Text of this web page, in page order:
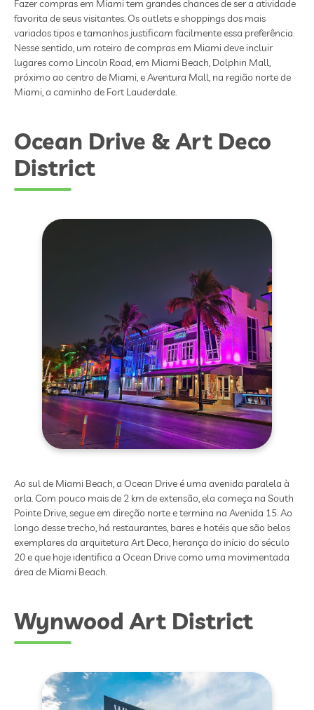
Fazer compras em Miami tem grandes chances de ser a atividade
favorita de seus visitantes. Os outlets e shoppings dos mais
variados tipos e tamanhos justificam facilmente essa preferência.
Nesse sentido, um roteiro de compras em Miami deve incluir
lugares como Lincoln Road, em Miami Beach, Dolphin Mall,
próximo ao centro de Miami, e Aventura Mall, na região norte de
Miami, a caminho de Fort Lauderdale.
Ocean Drive & Art Deco
District
Ao sul de Miami Beach, a Ocean Drive é uma avenida paralela à
orla. Com pouco mais de 2 km de extensão, ela começa na South
Pointe Drive, segue em direção norte e termina na Avenida 15. Ao
longo desse trecho, há restaurantes, bares e hotéis que são belos
exemplares da arquitetura Art Deco, herança do início do século
20 e que hoje identifica a Ocean Drive como uma movimentada
área de Miami Beach.
Wynwood Art District